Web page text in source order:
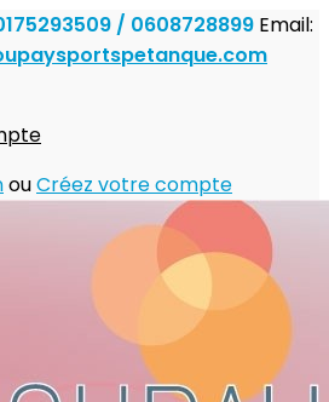
/ 0608728899 Email:
ouCréez votre compte